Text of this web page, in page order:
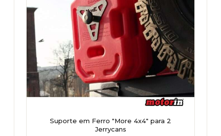
Suporte em Ferro "More 4x4" para 2
Jerrycans